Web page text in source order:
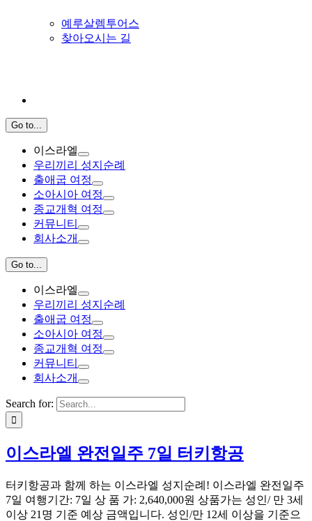
예루살렘투어스
찾아오시는 길
Go to...
이스라엘
우리끼리 성지순례
출애굽 여정
소아시아 여정
종교개혁 여정
커뮤니티
회사소개
Go to...
이스라엘
우리끼리 성지순례
출애굽 여정
소아시아 여정
종교개혁 여정
커뮤니티
회사소개
Search for:
이스라엘 완전일주 7일 터키항공
터키항공과 함께 하는 이스라엘 성지순례! 이스라엘 완전일주
7일 여행기간: 7일 상 품 가: 2,640,000원 상품가는 성인/ 만 3세
이상 21명 기준 예상 금액입니다. 성인/만 12세 이상을 기준으